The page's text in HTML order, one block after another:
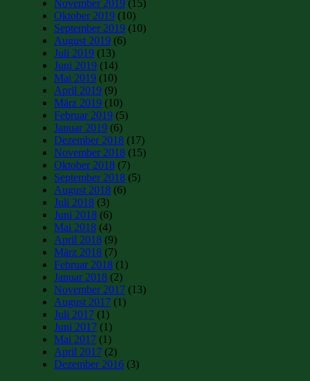
November 2019 (15)
Oktober 2019 (10)
September 2019 (10)
August 2019 (6)
Juli 2019 (13)
Juni 2019 (14)
Mai 2019 (10)
April 2019 (9)
März 2019 (10)
Februar 2019 (5)
Januar 2019 (6)
Dezember 2018 (17)
November 2018 (15)
Oktober 2018 (7)
September 2018 (5)
August 2018 (6)
Juli 2018 (3)
Juni 2018 (6)
Mai 2018 (4)
April 2018 (9)
März 2018 (7)
Februar 2018 (1)
Januar 2018 (2)
November 2017 (13)
August 2017 (1)
Juli 2017 (1)
Juni 2017 (1)
Mai 2017 (1)
April 2017 (2)
Dezember 2016 (3)